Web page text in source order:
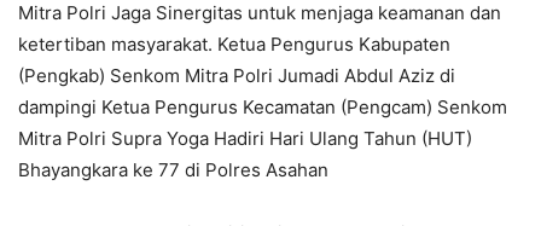
Mitra Polri Jaga Sinergitas untuk menjaga keamanan dan
ketertiban masyarakat. Ketua Pengurus Kabupaten
(Pengkab) Senkom Mitra Polri Jumadi Abdul Aziz di
dampingi Ketua Pengurus Kecamatan (Pengcam) Senkom
Mitra Polri Supra Yoga Hadiri Hari Ulang Tahun (HUT)
Bhayangkara ke 77 di Polres Asahan